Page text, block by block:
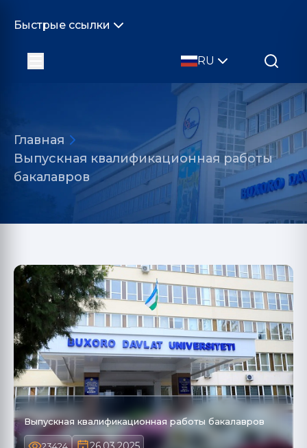
Быстрые ссылки
RU
Главная
Выпускная квалификационная работы
бакалавров
Выпускная квалификационная работы бакалавров